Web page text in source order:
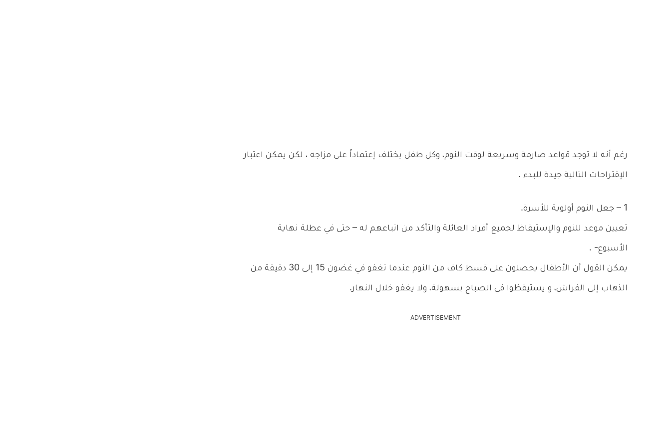
رغم أنه لا توجد قواعد صارمة وسريعة لوقت النوم، وكل طفل يختلف إعتماداً على مزاجه ، لكن يمكن اعتبار
الإقتراحات التالية جيدة للبدء .
1 – جعل النوم أولوية للأسرة.
تعيين موعد للنوم والإستيقاظ لجميع أفراد العائلة والتأكد من اتباعهم له – حتى في عطلة نهاية
الأسبوع- .
يمكن القول أن الأطفال يحصلون على قسط كاف من النوم عندما تغفو في غضون 15 إلى 30 دقيقة من
الذهاب إلى الفراش، و يستيقظوا في الصباح بسهولة، ولا يغفو خلال النهار.
ADVERTISEMENT